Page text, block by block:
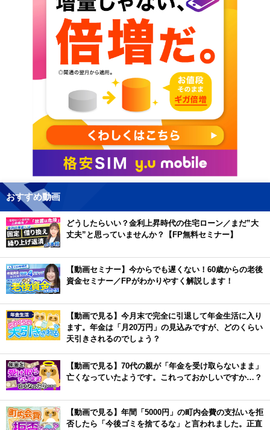
おすすめ動画
どうしたらいい？金利上昇時代の住宅ローン／まだ”大
丈夫”と思っていませんか？【FP無料セミナー】
【動画セミナー】今からでも遅くない！60歳からの老後
資金セミナー／FPがわかりやすく解説します！
【動画で見る】今月末で完全に引退して年金生活に入り
ます。年金は「月20万円」の見込みですが、どのくらい
天引きされるのでしょう？
【動画で見る】70代の親が「年金を受け取らないまま」
亡くなっていたようです。これっておかしいですか…？
【動画で見る】年間「5000円」の町内会費の支払いを拒
否したら「今後ゴミを捨てるな」と言われました。正直